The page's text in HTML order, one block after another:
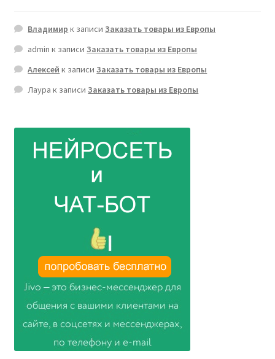
Владимир к записиЗаказать товары из Европы
admin к записиЗаказать товары из Европы
Алексей к записиЗаказать товары из Европы
Лаура к записиЗаказать товары из Европы